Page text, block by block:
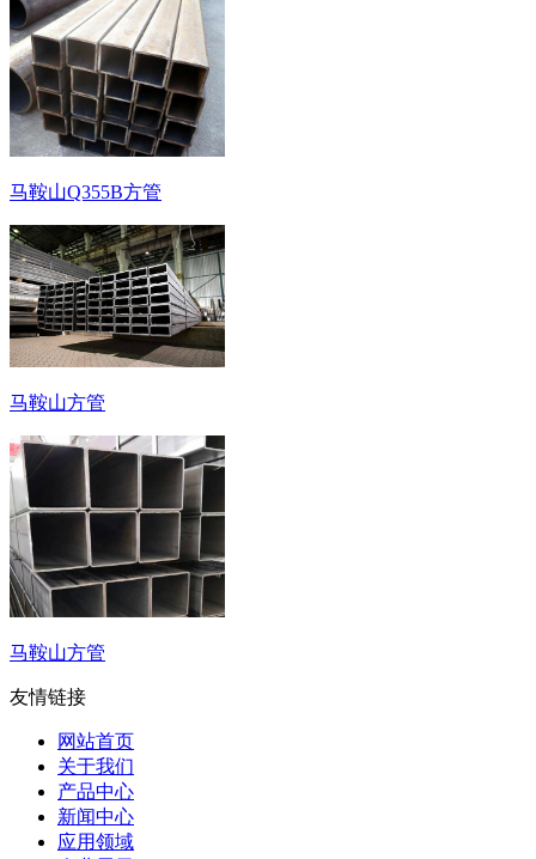
马鞍山Q355B方管
马鞍山方管
马鞍山方管
友情链接
网站首页
关于我们
产品中心
新闻中心
应用领域